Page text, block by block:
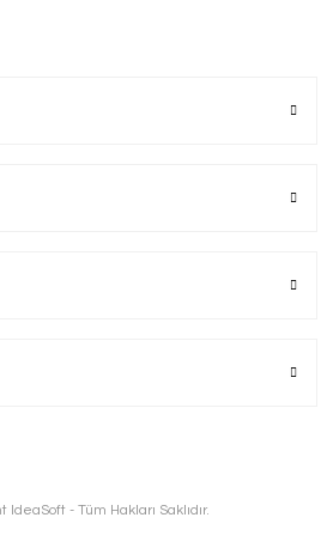
IdeaSoft - Tüm Hakları Saklıdır.